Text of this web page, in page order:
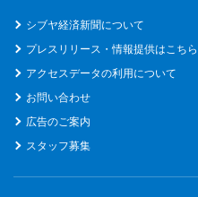
シブヤ経済新聞について
プレスリリース・情報提供はこち
アクセスデータの利用について
お問い合わせ
広告のご案内
スタッフ募集